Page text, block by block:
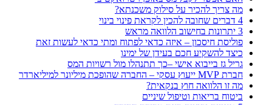
מה צריך להכיר על סילוק משכנתא?
4 דברים שחובה להכין לקראת פינוי בינוי
3 יתרונות בחישוב הלוואה מראש
פוליסת חיסכון – איזה כדאי לפתוח ומתי כדאי לעשות זאת
כיצד להשקיע חכם בעידן של ימינו
גריל גז בייבוא אישי –כך תתנהלו מול רשויות המס
חברת MVP ייעוץ עסקי – החברה שהופכת מיליונר למיליארדר
מה זו הלוואה חוץ בנקאית?
ביטוח בריאות וטיפול שיניים